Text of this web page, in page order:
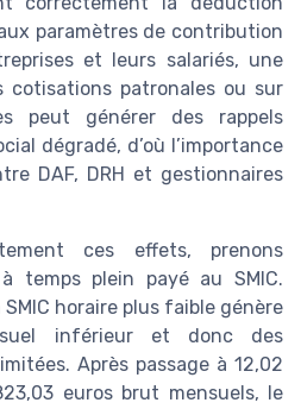
paramètres de contribution
et leurs salariés, une
cotisations patronales ou sur
peut générer des rappels
dégradé, d’où l’importance
DAF, DRH et gestionnaires
ces effets, prenons
à temps plein payé au SMIC.
horaire plus faible génère
inférieur et donc des
Après passage à 12,02
euros brut mensuels, le